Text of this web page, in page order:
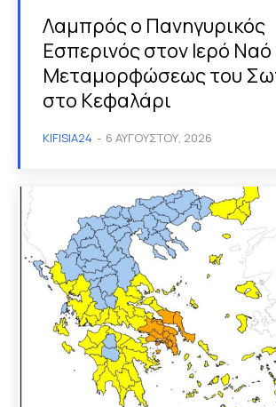
Λαμπρός ο Πανηγυρικός
Εσπερινός στον Ιερό Ναό
Μεταμορφώσεως του
στο Κεφαλάρι
KIFISIA24 - 6 ΑΥΓΟΎΣΤΟΥ, 2026